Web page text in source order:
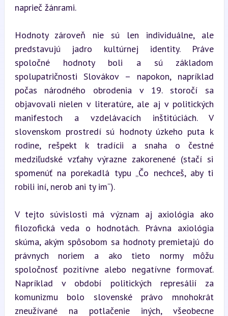
naprieč žánrami.
Hodnoty zároveň nie sú len individuálne, ale
predstavujú jadro kultúrnej identity. Práve
spoločné hodnoty boli a sú základom
spolupatričnosti Slovákov – napokon, napríklad
počas národného obrodenia v 19. storočí sa
objavovali nielen v literatúre, ale aj v politických
manifestoch a vzdelávacích inštitúciách. V
slovenskom prostredí sú hodnoty úzkeho puta k
rodine, rešpekt k tradícii a snaha o čestné
medziľudské vzťahy výrazne zakorenené (stačí si
spomenúť na porekadlá typu „Čo nechceš, aby ti
robili iní, nerob ani ty im“).
V tejto súvislosti má význam aj axiológia ako
filozofická veda o hodnotách. Právna axiológia
skúma, akým spôsobom sa hodnoty premietajú do
právnych noriem a ako tieto normy môžu
spoločnosť pozitívne alebo negatívne formovať.
Napríklad v období politických represálií za
komunizmu bolo slovenské právo mnohokrát
zneužívané na potlačenie iných, všeobecne